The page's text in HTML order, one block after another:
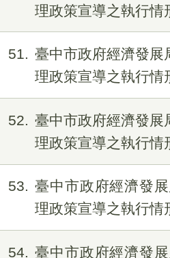
理政策宣導之執行情
51
臺中市政府經濟發
理政策宣導之執行情
52
臺中市政府經濟發
理政策宣導之執行情
53
臺中市政府經濟發
理政策宣導之執行情
54
臺中市政府經濟發